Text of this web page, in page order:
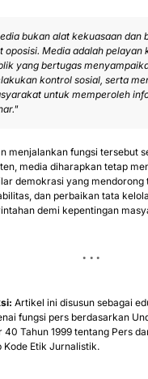
bukan alat kekuasaan dan
oposisi. Media adalah pelayan
yang bertugas
kontrol sosial, serta
untuk memperoleh
menjalankan fungsi tersebut
media diharapkan tetap
demokrasi yang mendorong
dan perbaikan tata kelola
demi kepentingan
Artikel ini disusun sebagai
fungsi pers berdasarkan
40 Tahun 1999 tentang Pers
Kode Etik Jurnalistik.